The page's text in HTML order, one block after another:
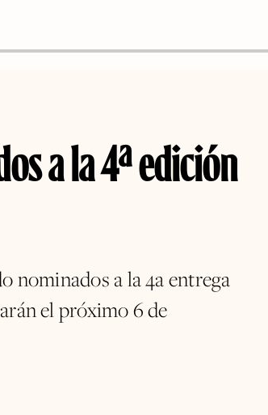
a la 4ª edición
nominados a la 4a entrega
el próximo 6 de